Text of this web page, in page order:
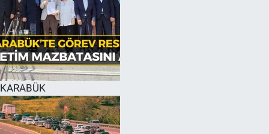
KARABÜK
Süper Lig Puan Durumu ve Fikstür
Tüm Manşetler
Son Dakika Haberleri
Haber Arşivi